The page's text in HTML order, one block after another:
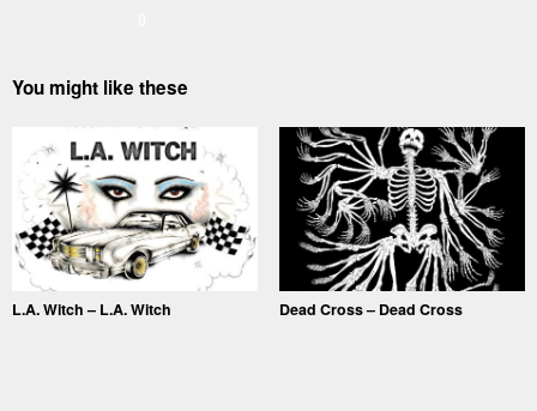
You might like these
L.A. Witch – L.A. Witch Dead Cross – Dead Cross